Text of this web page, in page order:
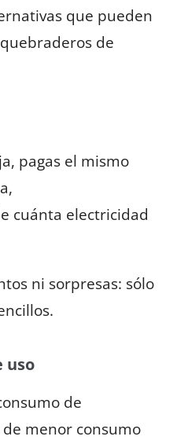
que pueden
de
pagas el mismo
cuánta electricidad
ni sorpresas: sólo
uso
de
menor consumo